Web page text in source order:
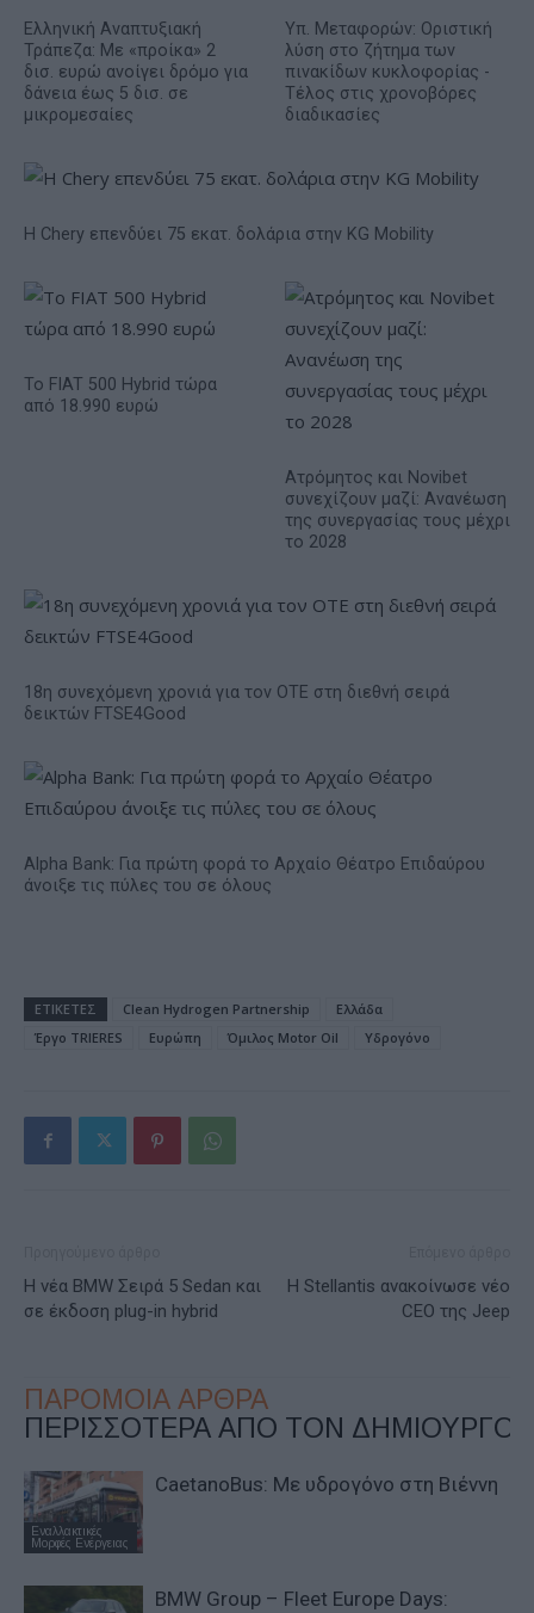
Ελληνική Αναπτυξιακή
Τράπεζα: Με «προίκα» 2
δισ. ευρώ ανοίγει δρόμο για
δάνεια έως 5 δισ. σε
μικρομεσαίες
Υπ. Μεταφορών: Οριστική
λύση στο ζήτημα των
πινακίδων κυκλοφορίας -
Τέλος στις χρονοβόρες
διαδικασίες
Η Chery επενδύει 75 εκατ. δολάρια στην KG Mobility
Το FIAT 500 Hybrid τώρα
από 18.990 ευρώ
Ατρόμητος και Novibet
συνεχίζουν μαζί: Ανανέωση
της συνεργασίας τους μέχρι
το 2028
18η συνεχόμενη χρονιά για τον ΟΤΕ στη διεθνή σειρά
δεικτών FTSE4Good
Alpha Bank: Για πρώτη φορά το Αρχαίο Θέατρο Επιδαύρου
άνοιξε τις πύλες του σε όλους
ΕΤΙΚΕΤΕΣ Clean Hydrogen Partnership
Ελλάδα
Έργο TRIERES
Ευρώπη Όμιλος Motor Oil Υδρογόνο
H νέα BMW Σειρά 5 Sedan και
σε έκδοση plug-in hybrid
Η Stellantis ανακοίνωσε νέο
CEO της Jeep
ΠΑΡΟΜΟΙΑ ΑΡΘΡΑ
ΠΕΡΙΣΣΟΤΕΡΑ ΑΠΟ ΤΟΝ ΔΗΜΙΟΥΡΓΟ
Εναλλακτικές
Μορφές Ενέργειας
CaetanoBus: Mε υδρογόνο στη Βιέννη
BMW Group – Fleet Europe Days: